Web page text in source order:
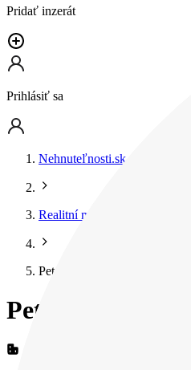
Pridať inzerát
Prihlásiť sa
Nehnuteľnosti.sk
Realitní makléri
Peter Hoholík
Peter Hoholík